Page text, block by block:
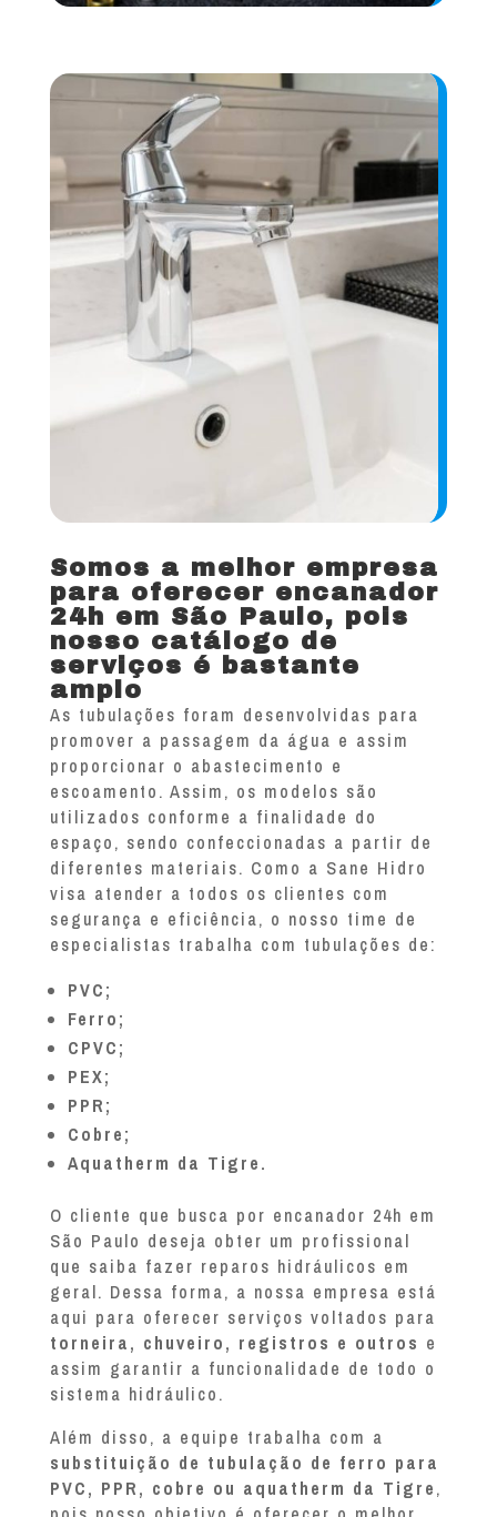
Somos a melhor empresa
para oferecer encanador
24h em São Paulo, pois
nosso catálogo de
serviços é bastante
amplo
As tubulações foram desenvolvidas para
promover a passagem da água e assim
proporcionar o abastecimento e
escoamento. Assim, os modelos são
utilizados conforme a finalidade do
espaço, sendo confeccionadas a partir de
diferentes materiais. Como a Sane Hidro
visa atender a todos os clientes com
segurança e eficiência, o nosso time de
especialistas trabalha com tubulações de:
PVC;
Ferro;
CPVC;
PEX;
PPR;
Cobre;
Aquatherm da Tigre.
O cliente que busca por encanador 24h em
São Paulo deseja obter um profissional
que saiba fazer reparos hidráulicos em
geral. Dessa forma, a nossa empresa está
aqui para oferecer serviços voltados para
torneira, chuveiro, registros e outros e
assim garantir a funcionalidade de todo o
sistema hidráulico.
Além disso, a equipe trabalha com a
substituição de tubulação de ferro para
PVC, PPR, cobre ou aquatherm da Tigre,